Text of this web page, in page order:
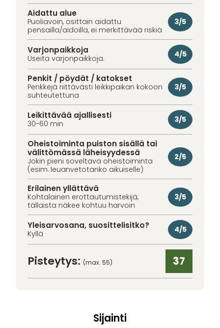
Aidattu alue
Puoliavoin, osittain aidattu
pensailla/aidoilla, ei merkittävää riskiä
3/5
Varjonpaikkoja
Useita varjonpaikkoja. 4/5
Penkit / pöydät / katokset
Penkkejä riittävästi leikkipaikan kokoon
suhteutettuna
3/5
Leikittävää ajallisesti
30-60 min 3/5
Oheistoiminta puiston sisällä tai
välittömässä läheisyydessä
Jokin pieni soveltava oheistoiminta
(esim. leuanvetotanko aikuiselle)
2/5
Erilainen yllättävä
Kohtalainen erottautumistekijä,
tällaista näkee kohtuu harvoin
3/5
Yleisarvosana, suosittelisitko?
Kyllä 4/5
Pisteytys: (max. 55) 37
Sijainti